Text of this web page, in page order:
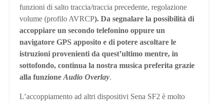
funzioni di salto traccia/traccia precedente, regolazione
volume (profilo AVRCP). Da segnalare la possibilità di
accoppiare un secondo telefonino oppure un
navigatore GPS apposito e di potere ascoltare le
istruzioni provenienti da quest’ultimo mentre, in
sottofondo, continua la nostra musica preferita grazie
alla funzione Audio Overlay.
L’accoppiamento ad altri dispositivi Sena SF2 è molto